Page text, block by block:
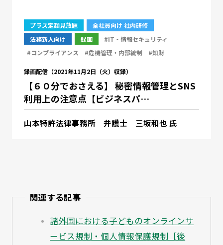
プラス定額見放題
全社員向け 社内研修
法務新人向け
録画
#IT・情報セキュリティ
#コンプライアンス
#危機管理・内部統制 #知財
録画配信（2021年11月2日（火）収録）
【６０分でおさえる】 秘密情報管理とSNS
利用上の注意点【ビジネスパ…
山本特許法律事務所 弁護士 三坂和也 氏
関連する記事
諸外国における子どものオンラインサ
ービス規制・個人情報保護規制［後